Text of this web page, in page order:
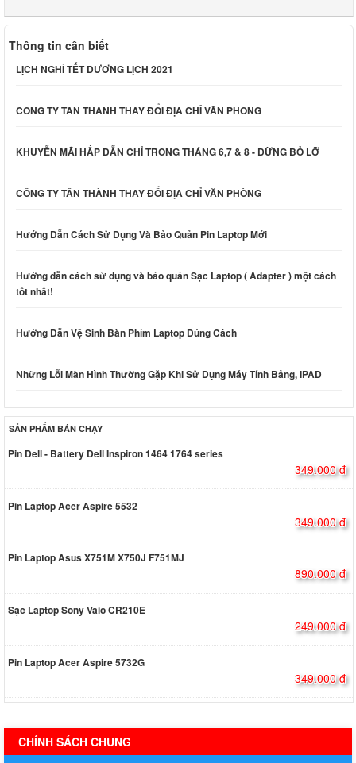
Thông tin cần biết
LỊCH NGHỈ TẾT DƯƠNG LỊCH 2021
CÔNG TY TÂN THÀNH THAY ĐỔI ĐỊA CHỈ VĂN PHÒNG
KHUYỄN MÃI HẤP DẪN CHỈ TRONG THÁNG 6,7 & 8 - ĐỪNG BỎ LỠ
CÔNG TY TÂN THÀNH THAY ĐỔI ĐỊA CHỈ VĂN PHÒNG
Hướng Dẫn Cách Sử Dụng Và Bảo Quản Pin Laptop Mới
Hướng dẫn cách sử dụng và bảo quản Sạc Laptop ( Adapter ) một cách
tốt nhất!
Hướng Dẫn Vệ Sinh Bàn Phím Laptop Đúng Cách
Những Lỗi Màn Hình Thường Gặp Khi Sử Dụng Máy Tính Bảng, IPAD
SẢN PHẨM BÁN CHẠY
Pin Dell - Battery Dell Inspiron 1464 1764 series
349.000 đ
Pin Laptop Acer Aspire 5532
349.000 đ
Pin Laptop Asus X751M X750J F751MJ
890.000 đ
Sạc Laptop Sony Vaio CR210E
249.000 đ
Pin Laptop Acer Aspire 5732G
349.000 đ
hermes handbags outlet online
CHÍNH SÁCH CHUNG